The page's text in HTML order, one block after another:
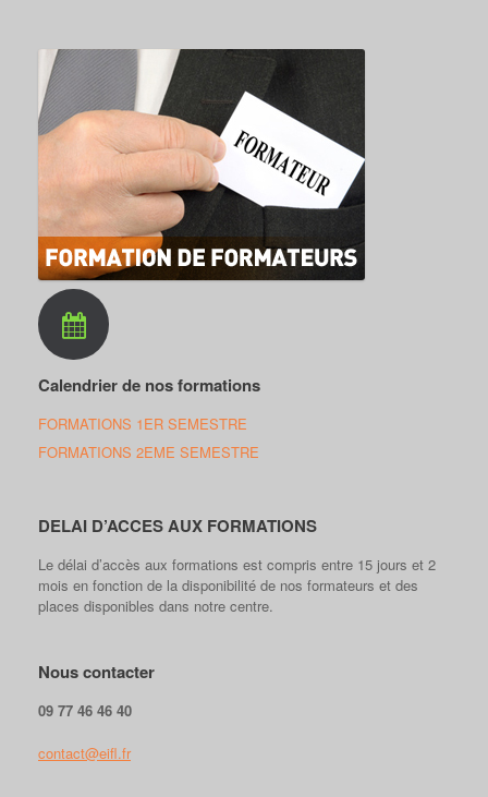
Calendrier de nos formations
FORMATIONS 1ER SEMESTRE
FORMATIONS 2EME SEMESTRE
DELAI D’ACCES AUX FORMATIONS
Le délai d’accès aux formations est compris entre 15 jours et 2
mois en fonction de la disponibilité de nos formateurs et des
places disponibles dans notre centre.
Nous contacter
09 77 46 46 40
contact@eifl.fr